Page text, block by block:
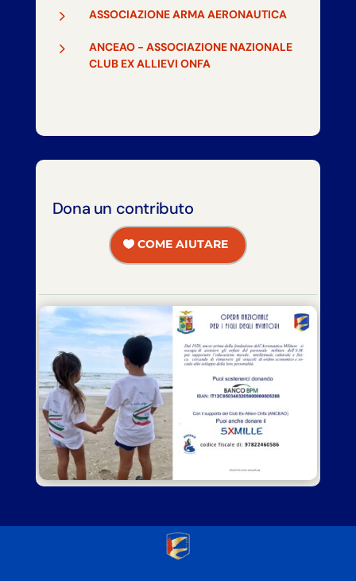
5 ASSOCIAZIONE ARMA AERONAUTICA
5
ANCEAO - ASSOCIAZIONE NAZIONALE
CLUB EX ALLIEVI ONFA
Dona un contributo
COME AIUTARE